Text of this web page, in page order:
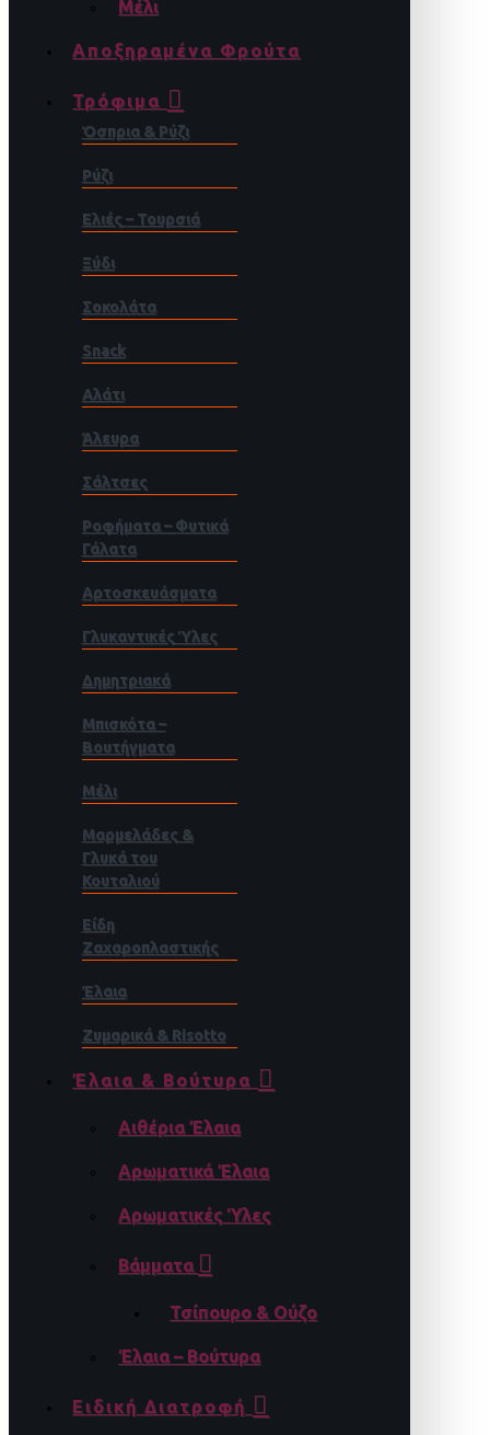
Μέλι
Αποξηραμένα Φρούτα
Τρόφιμα
Όσπρια & Ρύζι
Ρύζι
Ελιές – Τουρσιά
Ξύδι
Σοκολάτα
Snack
Αλάτι
Άλευρα
Σάλτσες
Ροφήματα – Φυτικά
Γάλατα
Αρτοσκευάσματα
Γλυκαντικές Ύλες
Δημητριακά
Μπισκότα –
Βουτήγματα
Μέλι
Μαρμελάδες &
Γλυκά του
Κουταλιού
Είδη
Ζαχαροπλαστικής
Έλαια
Ζυμαρικά & Risotto
Έλαια & Βούτυρα
Αιθέρια Έλαια
Αρωματικά Έλαια
Αρωματικές Ύλες
Βάμματα
Τσίπουρο & Ούζο
Έλαια – Βούτυρα
Ειδική Διατροφή